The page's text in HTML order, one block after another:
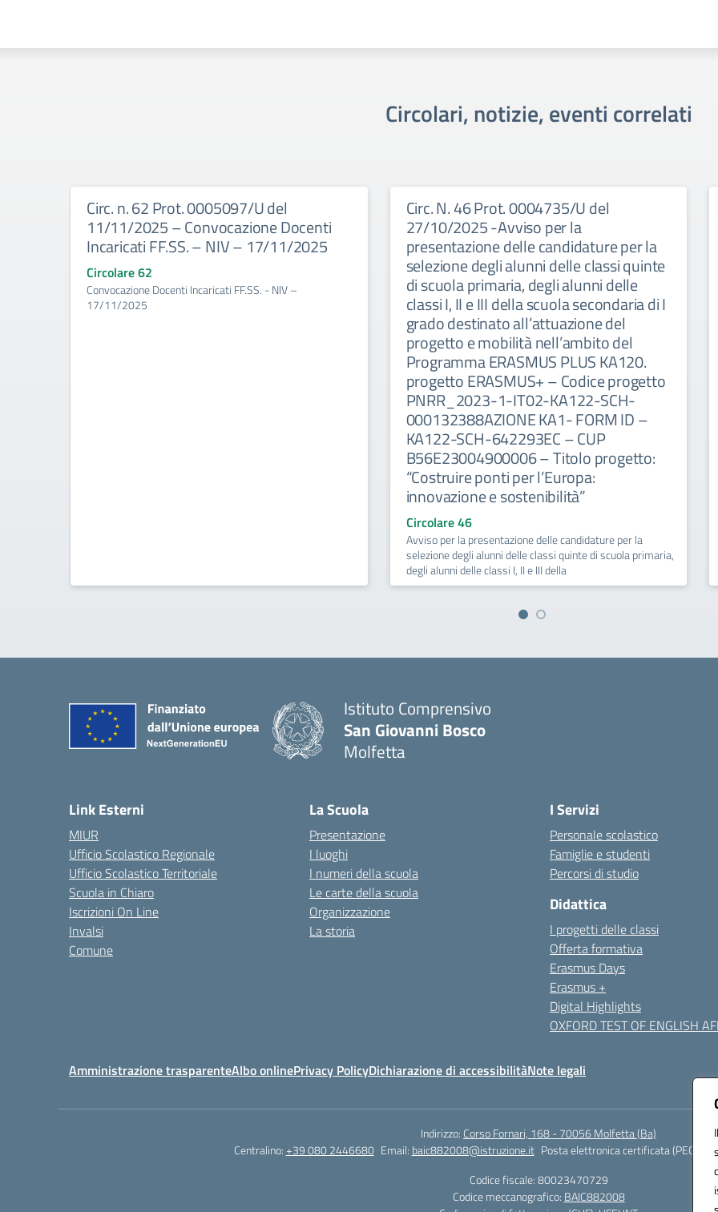
Circolari, notizie, eventi correlati
Circ. n. 62 Prot. 0005097/U del
11/11/2025 – Convocazione Docenti
Incaricati FF.SS. – NIV – 17/11/2025
Circolare 62
Convocazione Docenti Incaricati FF.SS. - NIV –
17/11/2025
Circ. N. 46 Prot. 0004735/U del
27/10/2025 -Avviso per la
presentazione delle candidature per la
selezione degli alunni delle classi quinte
di scuola primaria, degli alunni delle
classi I, II e III della scuola secondaria di I
grado destinato all’attuazione del
progetto e mobilità nell’ambito del
Programma ERASMUS PLUS KA120.
progetto ERASMUS+ – Codice progetto
PNRR_2023-1-IT02-KA122-SCH-
000132388AZIONE KA1- FORM ID –
KA122-SCH-642293EC – CUP
B56E23004900006 – Titolo progetto:
“Costruire ponti per l’Europa:
innovazione e sostenibilità”
Circolare 46
Avviso per la presentazione delle candidature per la
selezione degli alunni delle classi quinte di scuola primaria,
degli alunni delle classi I, II e III della
Istituto Comprensivo
San Giovanni Bosco
Molfetta
Link Esterni
MIUR
Ufficio Scolastico Regionale
Ufficio Scolastico Territoriale
Scuola in Chiaro
Iscrizioni On Line
Invalsi
Comune
La Scuola
Presentazione
I luoghi
I numeri della scuola
Le carte della scuola
Organizzazione
La storia
I Servizi
Personale scolastico
Famiglie e studenti
Percorsi di studio
Didattica
I progetti delle classi
Offerta formativa
Erasmus Days
Erasmus +
Digital Highlights
OXFORD TEST OF ENGLISH
Amministrazione trasparenteAlbo onlinePrivacy PolicyDichiarazione di accessibilitàNote legali
Indirizzo: Corso Fornari, 168 - 70056 Molfetta (Ba)
Centralino:+39 080 2446680 Email: baic882008@istruzione.it Posta elettronica certificata (PEC):
Codice fiscale: 80023470729
Codice meccanografico: BAIC882008